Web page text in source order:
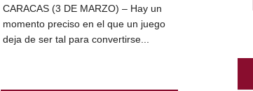
CARACAS (3 DE MARZO) – Hay un
momento preciso en el que un juego
deja de ser tal para convertirse...